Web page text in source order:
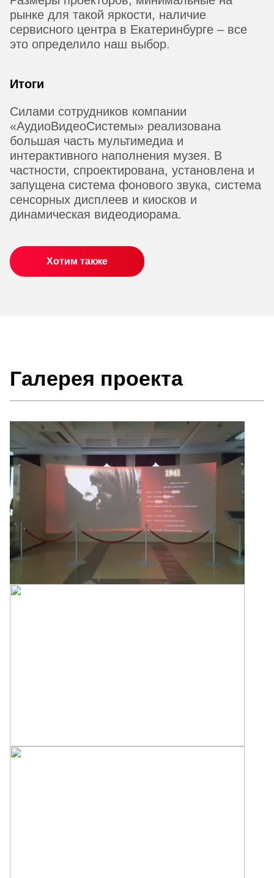
рынке для такой яркости, наличие
сервисного центра в Екатеринбурге – все
это определило наш выбор.
Итоги
Силами сотрудников компании
«АудиоВидеоСистемы» реализована
большая часть мультимедиа и
интерактивного наполнения музея. В
частности, спроектирована, установлена и
запущена система фонового звука, система
сенсорных дисплеев и киосков и
динамическая видеодиорама.
Хотим также
Галерея проекта